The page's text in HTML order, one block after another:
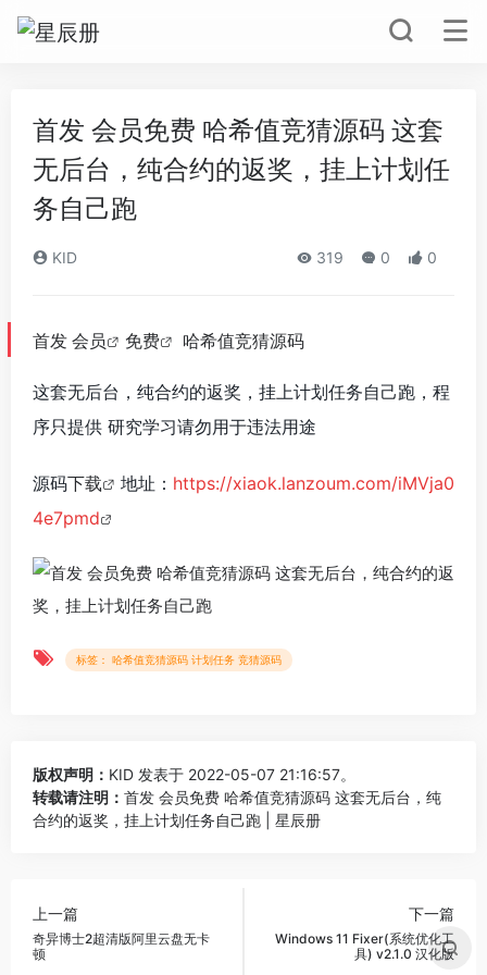
首发 会员免费 哈希值竞猜源码 这套
无后台，纯合约的返奖，挂上计划任
务自己跑
KID 319 0 0
首发 会员 免费 哈希值竞猜源码
这套无后台，纯合约的返奖，挂上计划任务自己跑，程
序只提供 研究学习请勿用于违法用途
源码下载 地址： https://xiaok.lanzoum.com/iMVja0
4e7pmd
标签： 哈希值竞猜源码 计划任务 竞猜源码
版权声明： KID 发表于 2022-05-07 21:16:57。
转载请注明： 首发 会员免费 哈希值竞猜源码 这套无后台，纯
合约的返奖，挂上计划任务自己跑 | 星辰册
上一篇
奇异博士2超清版阿里云盘无卡
顿
下一篇
Windows 11 Fixer(系统优化工
具) v2.1.0 汉化版